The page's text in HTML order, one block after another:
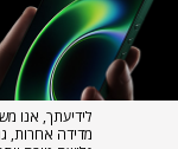
מדידה אחרות,